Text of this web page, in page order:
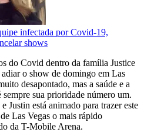
infectada por Covid-19,
shows
do Covid dentro da família Justice
o show de domingo em Las
desapontado, mas a saúde e a
sempre sua prioridade número um.
Justin está animado para trazer este
Las Vegas o mais rápido
da T-Mobile Arena.